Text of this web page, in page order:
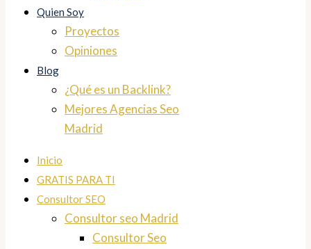
Quien Soy
Proyectos
Opiniones
Blog
¿Qué es un Backlink?
Mejores Agencias Seo
Madrid
Inicio
GRATIS PARA TI
Consultor SEO
Consultor seo Madrid
Consultor Seo